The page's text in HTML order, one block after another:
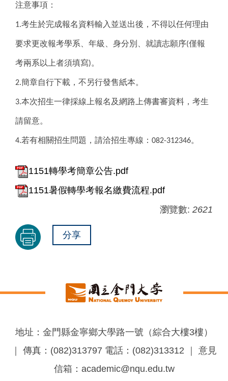
注意事項：
1.考生於完成報名資料輸入並送出後，不得以任何理由
要求更改報考學系、年級、身分別、就讀志願序(僅報
考兩系以上者須填寫)。
2.簡章自行下載，不另行發售紙本。
3.本次招生一律採線上報名及網路上傳書審資料，考生
請留意。
4.若有相關招生問題，請洽招生專線： 082-312346。
1151轉學考簡章公告.pdf
1151暑假轉學考報名繳費流程.pdf
瀏覽數: 2621
分享
地址：金門縣金寧鄉大學路一號（綜合大樓3樓）
｜ 傳真：(082)313797 電話：(082)313312 ｜ 意見
信箱：academic@nqu.edu.tw